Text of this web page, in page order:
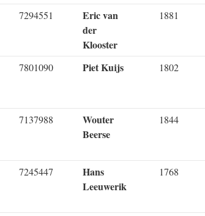
7294551
Eric van
der
Klooster
1881
7801090 Piet Kuijs 1802
7137988
Wouter
Beerse
1844
7245447
Hans
Leeuwerik
1768